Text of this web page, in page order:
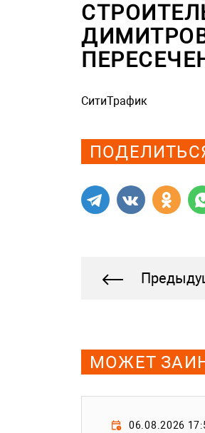
СитиТрафик
МОЖЕТ
06.08.2026